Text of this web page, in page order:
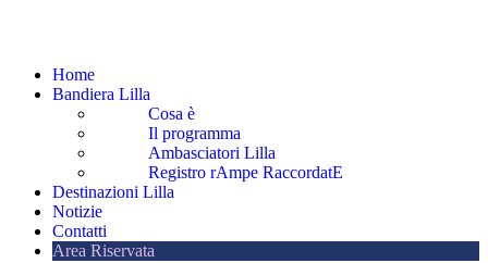
Home
Bandiera Lilla
Cosa è
Il programma
Ambasciatori Lilla
Registro rAmpe RaccordatE
Destinazioni Lilla
Notizie
Contatti
Area Riservata